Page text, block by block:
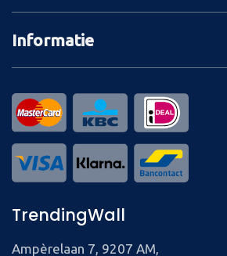
Informatie
TrendingWall
Ampèrelaan 7, 9207 AM,